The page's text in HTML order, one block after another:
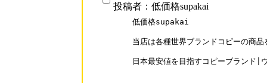
投稿者：低価格supakai
低価格supakai
当店は各種世界ブランドコピーの商
日本最安値を目指すコピーブランド